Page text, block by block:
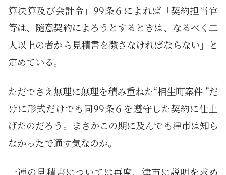
算決算及び会計令」99条６によれば「契約担当官
等は、随意契約によろうとするときは、なるべく二
人以上の者から見積書を徴さなければならない」と
定めている。
ただでさえ無理に無理を積み重ねた“相生町案件 ”だ
けに形式だけでも同99条６を遵守した契約に仕上
げたのだろう。まさかこの期に及んでも津市は知ら
なかったで通す気なのか。
一連の見積書については再度、津市に説明を求め